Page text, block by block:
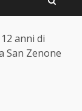
anni di
San Zenone